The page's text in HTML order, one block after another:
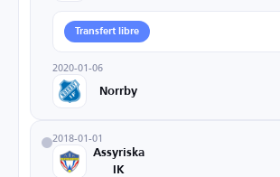
Transfert libre
2020-01-06
Norrby
2018-01-01
Assyriska
IK